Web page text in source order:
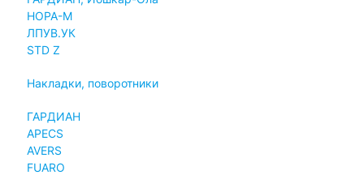
НОРА-М
ЛПУВ.УК
STD Z
Накладки, поворотники
ГАРДИАН
APECS
AVERS
FUARO